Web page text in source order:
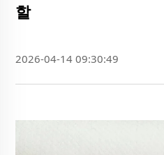
할
2026-04-14 09:30:49